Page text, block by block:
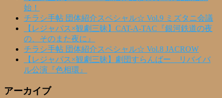
始！
チラシ手帖 団体紹介スペシャル☆ Vol.9 ミズタニ会議
【レジャパス×観劇三昧】CAT-A-TAC『銀河鉄道の夜
の、そのまた夜に』
チラシ手帖 団体紹介スペシャル☆ Vol.8 JACROW
【レジャパス×観劇三昧】劇団すらんばー リバイバ
ル公演『色相環』
アーカイブ